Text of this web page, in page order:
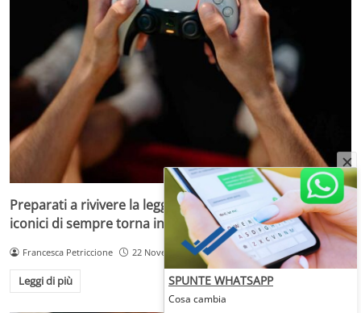
Preparati a rivivere la leggenda: uno dei giochi più
iconici di sempre torna in versione aggiornata
Francesca Petriccione 22 Novembre 2025
Leggi di più SPUNTE WHATSAPP
Cosa cambia